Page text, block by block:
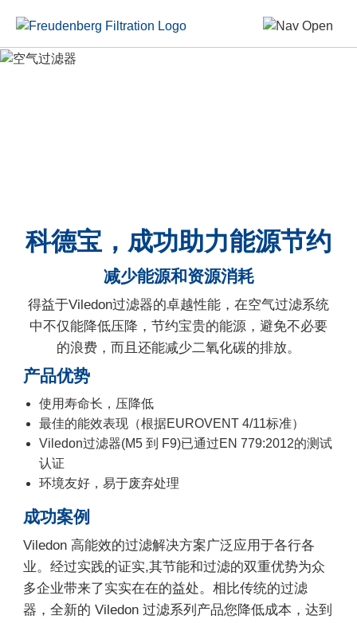
科德宝，成功助力能源节约
减少能源和资源消耗
得益于Viledon过滤器的卓越性能，在空气过滤系统
中不仅能降低压降，节约宝贵的能源，避免不必要
的浪费，而且还能减少二氧化碳的排放。
产品优势
使用寿命长，压降低
最佳的能效表现（根据EUROVENT 4/11标准）
Viledon过滤器(M5 到 F9)已通过EN 779:2012的测试
认证
环境友好，易于废弃处理
成功案例
Viledon 高能效的过滤解决方案广泛应用于各行各
业。经过实践的证实,其节能和过滤的双重优势为众
多企业带来了实实在在的益处。相比传统的过滤
器，全新的 Viledon 过滤系列产品您降低成本，达到